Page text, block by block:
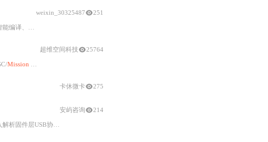
四旋翼
weixin_30325487 251
Mission Planner
超维空间科技 25764
卡休微卡 275
问题。重点解决设备管理器识别异常、
安屿咨询 214